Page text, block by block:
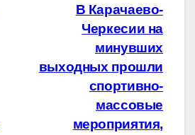
В Карачаево-
Черкесии на
минувших
выходных прошли
спортивно-
массовые
мероприятия,